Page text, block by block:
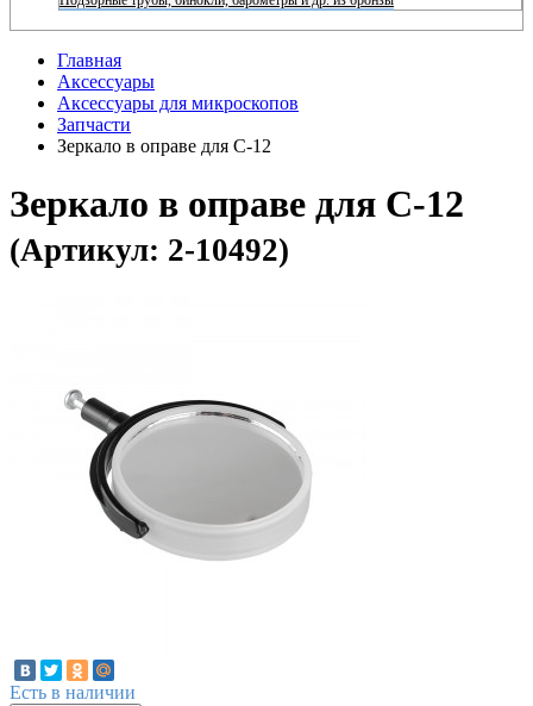
Главная
Аксессуары
Аксессуары для микроскопов
Запчасти
Зеркало в оправе для С-12
Зеркало в оправе для С-12
(Артикул: 2-10492)
Есть в наличии